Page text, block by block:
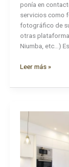
ponía en
servicios como
fotográfico de
otras
Niumba, etc…)
Piso
alquilar
Leer más »